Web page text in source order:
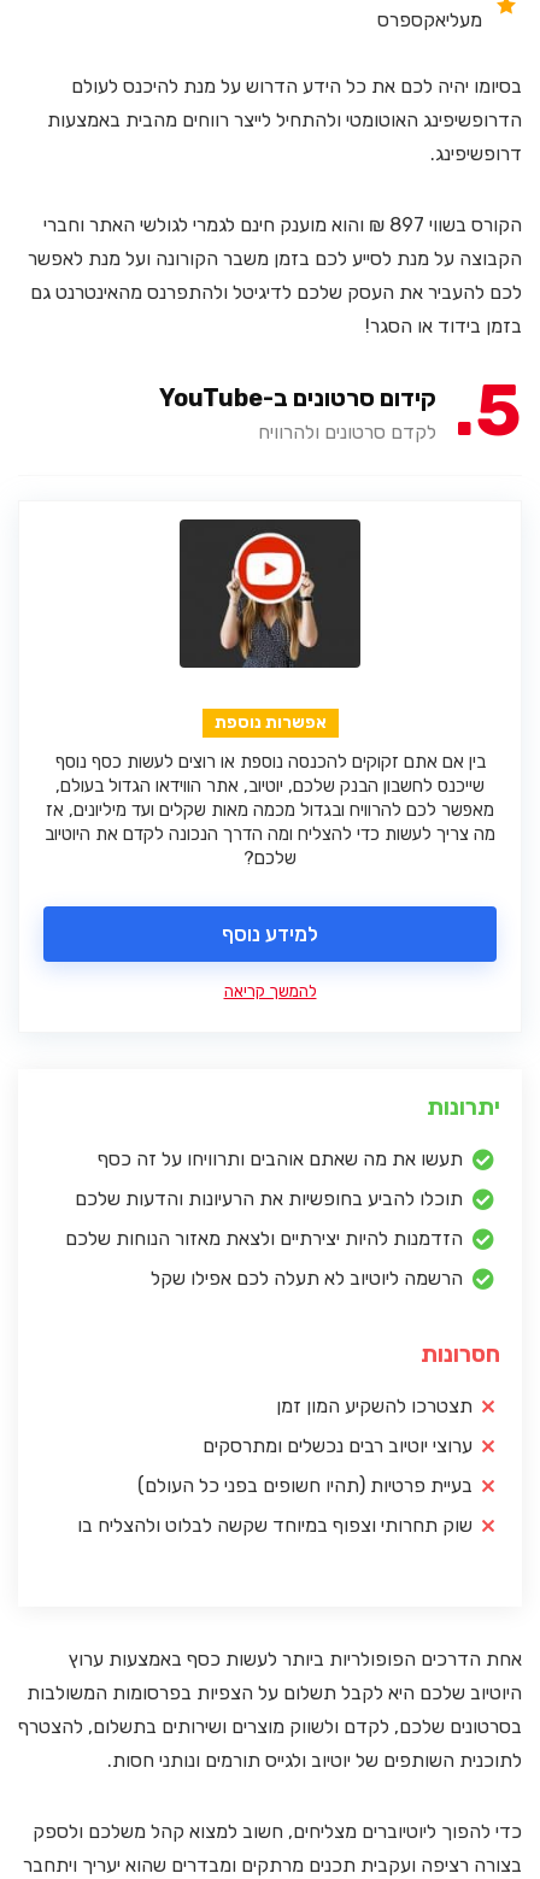
מעליאקספרס
בסיומו יהיה לכם את כל הידע הדרוש על מנת להיכנס לעולם
הדרופשיפינג האוטומטי ולהתחיל לייצר רווחים מהבית באמצעות
דרופשיפינג.
הקורס בשווי 897 ₪ והוא מוענק חינם לגמרי לגולשי האתר וחברי
הקבוצה על מנת לסייע לכם בזמן משבר הקורונה ועל מנת לאפשר
לכם להעביר את העסק שלכם לדיגיטל ולהתפרנס מהאינטרנט גם
בזמן בידוד או הסגר!
5 קידום סרטונים ב-YouTube
לקדם סרטונים ולהרוויח
אפשרות נוספת
בין אם אתם זקוקים להכנסה נוספת או רוצים לעשות כסף נוסף
שייכנס לחשבון הבנק שלכם, יוטיוב, אתר הווידאו הגדול בעולם,
מאפשר לכם להרוויח ובגדול מכמה מאות שקלים ועד מיליונים, אז
מה צריך לעשות כדי להצליח ומה הדרך הנכונה לקדם את היוטיוב
שלכם?
למידע נוסף
להמשך קריאה
יתרונות
תעשו את מה שאתם אוהבים ותרוויחו על זה כסף
תוכלו להביע בחופשיות את הרעיונות והדעות שלכם
הזדמנות להיות יצירתיים ולצאת מאזור הנוחות שלכם
הרשמה ליוטיוב לא תעלה לכם אפילו שקל
חסרונות
תצטרכו להשקיע המון זמן
ערוצי יוטיוב רבים נכשלים ומתרסקים
בעיית פרטיות (תהיו חשופים בפני כל העולם)
שוק תחרותי וצפוף במיוחד שקשה לבלוט ולהצליח בו
אחת הדרכים הפופולריות ביותר לעשות כסף באמצעות ערוץ
היוטיוב שלכם היא לקבל תשלום על הצפיות בפרסומות המשולבות
בסרטונים שלכם, לקדם ולשווק מוצרים ושירותים בתשלום, להצטרף
לתוכנית השותפים של יוטיוב ולגייס תורמים ונותני חסות.
כדי להפוך ליוטיוברים מצליחים, חשוב למצוא קהל משלכם ולספק
בצורה רציפה ועקבית תכנים מרתקים ומבדרים שהוא יעריך ויתחבר